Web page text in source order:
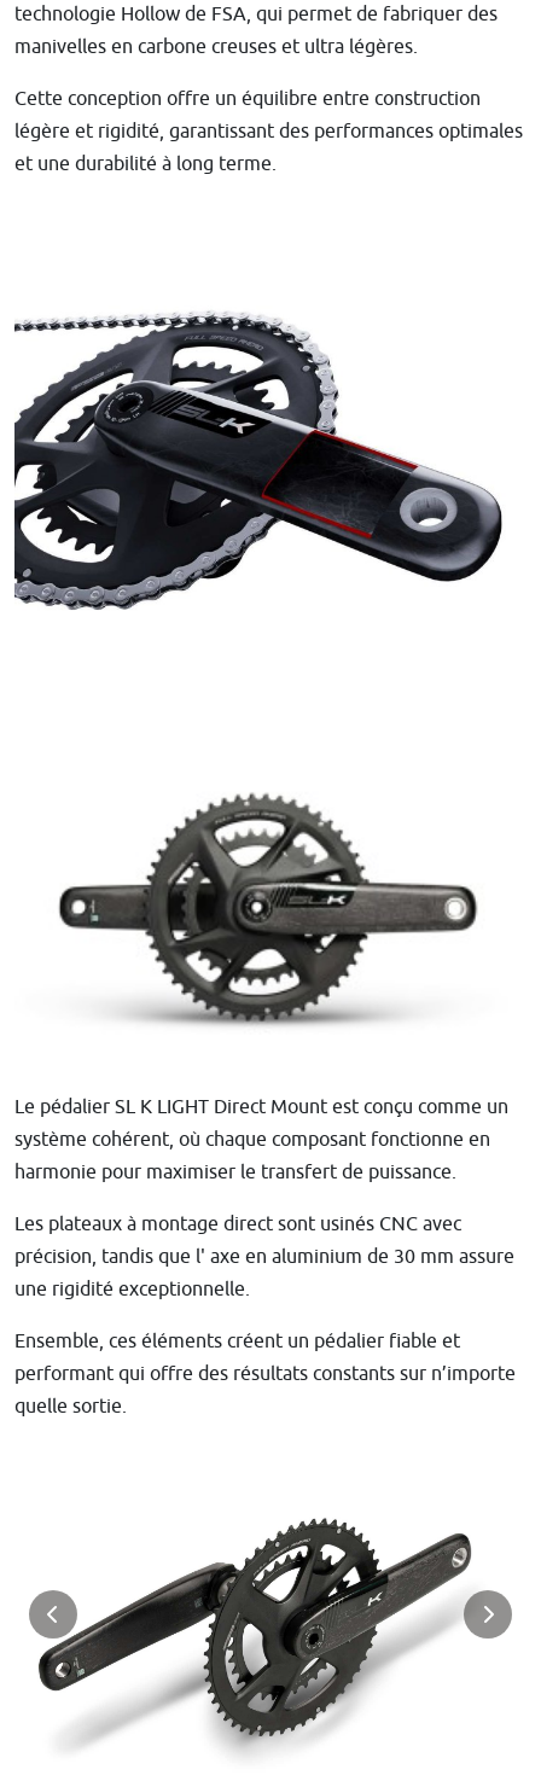
technologie Hollow de FSA, qui permet de fabriquer des
manivelles en carbone creuses et ultra légères.
Cette conception offre un équilibre entre construction
légère et rigidité, garantissant des performances optimales
et une durabilité à long terme.
Le pédalier SL K LIGHT Direct Mount est conçu comme un
système cohérent, où chaque composant fonctionne en
harmonie pour maximiser le transfert de puissance.
Les plateaux à montage direct sont usinés CNC avec
précision, tandis que l' axe en aluminium de 30 mm assure
une rigidité exceptionnelle.
Ensemble, ces éléments créent un pédalier fiable et
performant qui offre des résultats constants sur n’importe
quelle sortie.